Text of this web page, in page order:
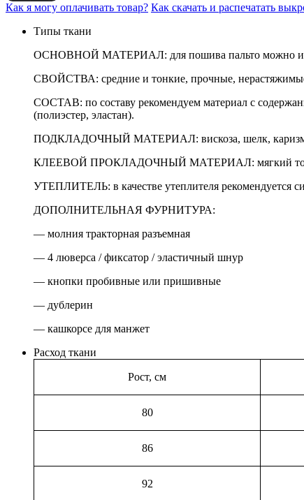
Как я могу оплачивать товар? Как скачать и распечатать
Типы ткани
ОСНОВНОЙ МАТЕРИАЛ: для пошива пальто можно
СВОЙСТВА: средние и тонкие, прочные,
СОСТАВ: по составу рекомендуем материал с
(полиэстер, эластан).
ПОДКЛАДОЧНЫЙ МАТЕРИАЛ: вискоза, шелк, каризма
КЛЕЕВОЙ ПРОКЛАДОЧНЫЙ МАТЕРИАЛ: мягкий тонкий
УТЕПЛИТЕЛЬ: в качестве утеплителя рекомендуется
ДОПОЛНИТЕЛЬНАЯ ФУРНИТУРА:
— молния тракторная разъемная
— 4 люверса / фиксатор / эластичный шнур
— кнопки пробивные или пришивные
— дублерин
— кашкорсе для манжет
Расход ткани
Рост, см
80
86
92